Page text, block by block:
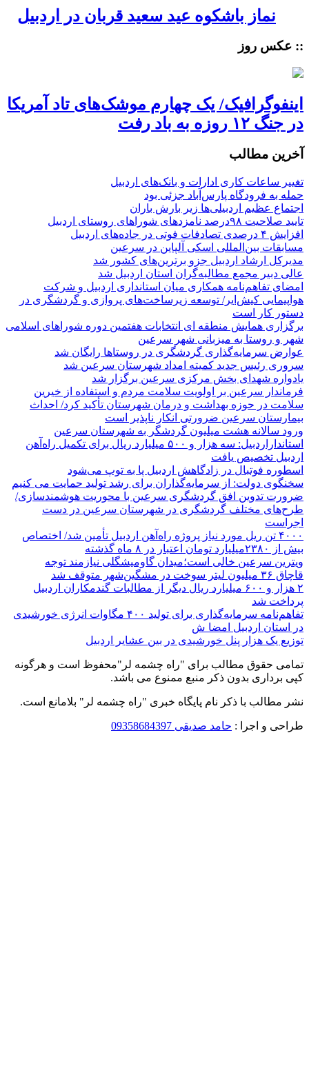
نماز باشکوه عید سعید قربان در اردبیل
:: عکس روز
اینفوگرافیک/ یک چهارم موشک‌های تاد آمریکا
در جنگ ۱۲ روزه به باد رفت
آخرین مطالب
تغییر ساعات کاری ادارات و بانک‌های اردبیل
حمله به فرودگاه پارس‌‌آباد جزئی بود
اجتماع عظیم اردبیلی‌ها زیر بارش باران
تایید صلاحیت ۹۸درصد نامزدهای شوراهای روستای اردبیل
افزایش ۴ درصدی تصادفات فوتی در جاده‌های اردبیل
مسابقات بین‌المللی اسکی آلپاین در سرعین
مدیرکل ارشاد اردبیل جزو برترین‌های کشور شد
عالی دبیر مجمع مطالبه‌گران استان اردبیل شد
امضای تفاهم‌نامه همکاری میان استانداری اردبیل و شرکت
هواپیمایی کیش‌ایر/ توسعه زیرساخت‌های پروازی و گردشگری در
دستور کار است
برگزاری همایش منطقه ای انتخابات هفتمین دوره شوراهای اسلامی
شهر و روستا به میزبانی شهر سرعین
عوارض سرمایه‌گذاری گردشگری در روستاها رایگان شد
سروری رئیس جدید کمیته امداد شهرستان سرعین شد
یادواره شهدای بخش مرکزی سرعین برگزار شد
فرماندار سرعین بر اولویت سلامت مردم و استفاده از خیرین
سلامت در حوزه بهداشت و درمان شهرستان تأکید کرد/ احداث
بیمارستان سرعین ضرورتی انکار ناپذیر است
ورود سالانه هشت میلیون گردشگر به شهرستان سرعین
استانداراردبیل: سه هزار و ۵۰۰ میلیارد ریال برای تکمیل راه‌آهن
اردبیل تخصیص یافت
اسطوره فوتبال در زادگاهش اردبیل پا به توپ می‌شود
سخنگوی دولت: از سرمایه‌گذاران برای رشد تولید حمایت می کنیم
ضرورت تدوین افق گردشگری سرعین با محوریت هوشمندسازی/
طرح‌های مختلف گردشگری در شهرستان سرعین در دست
اجراست
۴۰۰۰ تن ریل مورد نیاز پروژه راه‌آهن اردبیل تأمین شد/ اختصاص
بیش از ۲۳۸۰میلیارد تومان اعتبار در ۸ ماه گذشته
ویترین سرعین خالی است؛میدان گاومیشگلی نیازمند توجه
قاچاق ۳۶ میلیون لیتر سوخت در مشگین‌شهر متوقف شد
۲ هزار و ۶۰۰‌ میلیارد ریال دیگر از مطالبات گندمکاران اردبیل
پرداخت شد
تفاهم‌نامه سرمایه‌گذاری برای تولید ۴۰۰ مگاوات انرژی خورشیدی
در استان اردبیل امضا ش
توزیع یک هزار پنل خورشیدی در بین عشایر اردبیل
تمامی حقوق مطالب برای "راه چشمه لر"محفوظ است و هرگونه
کپی برداری بدون ذکر منبع ممنوع می باشد.
نشر مطالب با ذکر نام پایگاه خبری "راه چشمه لر" بلامانع است.
طراحی و اجرا : حامد صدیقی 09358684397